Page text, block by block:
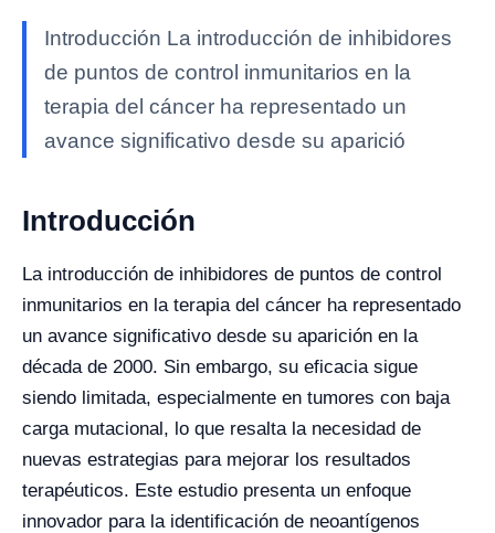
Introducción La introducción de inhibidores
de puntos de control inmunitarios en la
terapia del cáncer ha representado un
avance significativo desde su aparició
Introducción
La introducción de inhibidores de puntos de control
inmunitarios en la terapia del cáncer ha representado
un avance significativo desde su aparición en la
década de 2000. Sin embargo, su eficacia sigue
siendo limitada, especialmente en tumores con baja
carga mutacional, lo que resalta la necesidad de
nuevas estrategias para mejorar los resultados
terapéuticos. Este estudio presenta un enfoque
innovador para la identificación de neoantígenos